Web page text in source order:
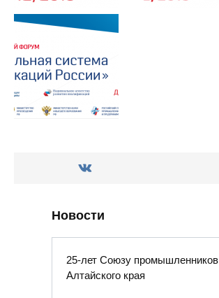
Новости
25-лет Союзу промышленников
Алтайского края